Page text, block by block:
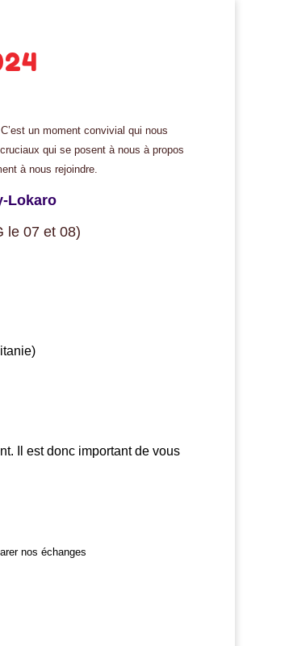
un moment convivial qui nous
qui se posent à nous à propos
à nous rejoindre.
Lokaro
le 07 et 08)
Il est donc important de vous
nos échanges